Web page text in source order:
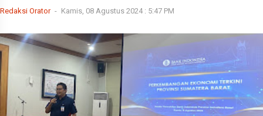
Redaksi Orator Kamis, 08 Agustus 2024 : 5:47 PM